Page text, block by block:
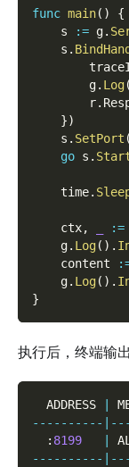
func main( )
{
    s
:= g.
    s
.
        g
. Log(
        r
.
})
    s
. SetPort (
go s .
    time
.
    ctx
, :=
    g
. Log( ) .
    content
    g
. Log( ) .
}
执行后，终端输
  ADDRESS
-- -- -- -- -- --
: 8199
-- -- -- -- -- --